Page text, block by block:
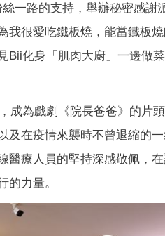
一路的支持，舉辦秘密感
我很愛吃鐵板燒，能當鐵板
Bii化身「肌肉大廚」一邊做
成為戲劇《院長爸爸》的片
及在疫情來襲時不曾退縮的
醫療人員的堅持深感敬佩，
的力量。